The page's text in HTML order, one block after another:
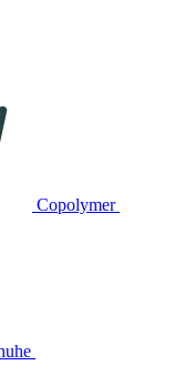
Copolymer